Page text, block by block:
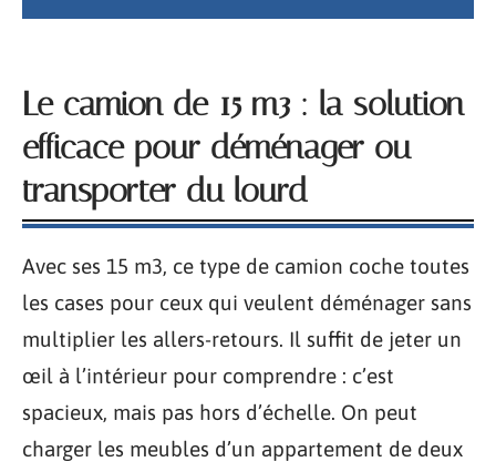
Le camion de 15 m3 : la solution
efficace pour déménager ou
transporter du lourd
Avec ses 15 m3, ce type de camion coche toutes
les cases pour ceux qui veulent déménager sans
multiplier les allers-retours. Il suffit de jeter un
œil à l’intérieur pour comprendre : c’est
spacieux, mais pas hors d’échelle. On peut
charger les meubles d’un appartement de deux